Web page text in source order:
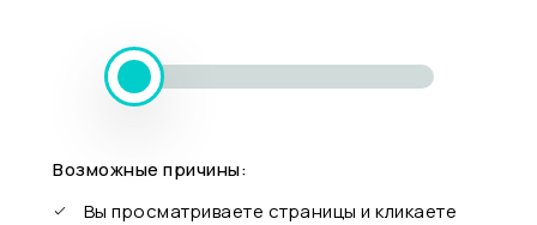
Возможные причины:
Вы просматриваете страницы и кликаете